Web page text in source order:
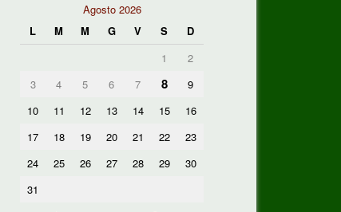
Agosto 2026
L
M M G V S
D
1
2
3
4 5 6 7 8
9
10
11 12 13 14 15
16
17
18 19 20 21 22
23
24
25 26 27 28 29
30
31